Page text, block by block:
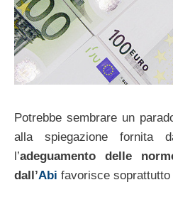
Potrebbe sembrare un
alla spiegazione fornita
l’adeguamento delle
dall’Abi favorisce